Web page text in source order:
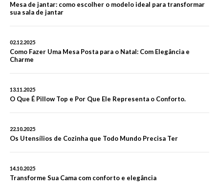
Mesa de jantar: como escolher o modelo ideal para transformar
sua sala de jantar
02.12.2025
Como Fazer Uma Mesa Posta para o Natal: Com Elegância e
Charme
13.11.2025
O Que É Pillow Top e Por Que Ele Representa o Conforto.
22.10.2025
Os Utensílios de Cozinha que Todo Mundo Precisa Ter
14.10.2025
Transforme Sua Cama com conforto e elegância